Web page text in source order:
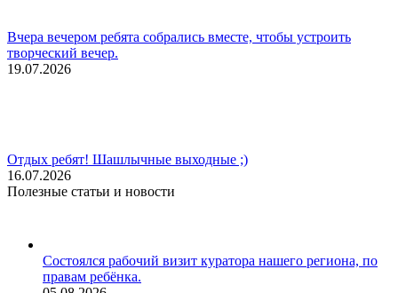
Вчера вечером ребята собрались вместе, чтобы устроить
творческий вечер.
19.07.2026
Отдых ребят! Шашлычные выходные ;)
16.07.2026
Полезные статьи и новости
Состоялся рабочий визит куратора нашего региона, по
правам ребёнка.